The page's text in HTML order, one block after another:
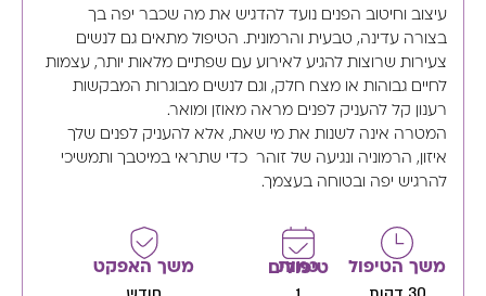
עיצוב וחיטוב הפנים נועד להדגיש את מה שכבר יפה בך
בצורה עדינה, טבעית והרמונית. הטיפול מתאים גם לנשים
צעירות שרוצות להגיע לאירוע עם שפתיים מלאות יותר, עצמות
לחיים גבוהות או מצח חלק, וגם לנשים מבוגרות המבקשות
רענון קל להעניק לפנים מראה מאוזן ומואר.
המטרה אינה לשנות את מי שאת, אלא להעניק לפנים שלך
איזון, הרמוניה ונגיעה של זוהר כדי שתראי במיטבך ותמשיכי
להרגיש יפה ובטוחה בעצמך.
משך הטיפול כמות טיפולים משך האפקט